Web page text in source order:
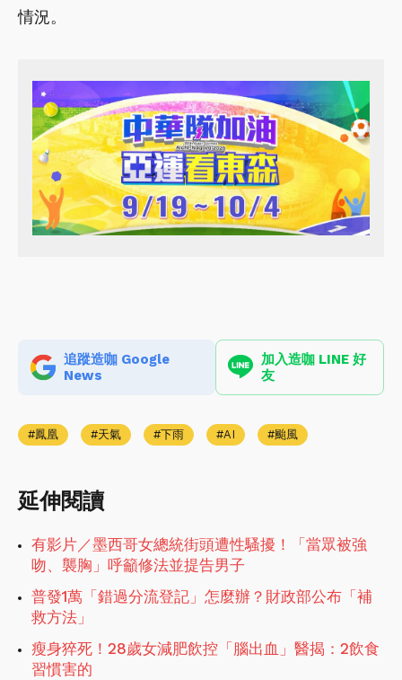
情況。
追蹤造咖 Google
News
加入造咖 LINE 好
友
鳳凰 天氣 下雨 AI 颱風
延伸閱讀
有影片／墨西哥女總統街頭遭性騷擾！「當眾被強
吻、襲胸」呼籲修法並提告男子
普發1萬「錯過分流登記」怎麼辦？財政部公布「補
救方法」
瘦身猝死！28歲女減肥飲控「腦出血」醫揭：2飲食
習慣害的